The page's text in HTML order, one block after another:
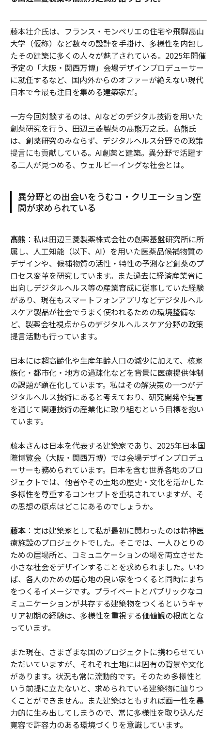
藤本壮介氏は、フランス・モンペリエの住宅や飛騨高山
大学（仮称）など数々の設計を手掛け、多様性を内包し
たその建築に多くの人々が魅了されている。2025年開催
予定の「大阪・関西万博」会場デザインプロデューサー
に就任するなど、国内外からのオファーが絶えない現代
日本で今最も注目を集める建築家だ。
一方今回対談するのは、AIなどのデジタル技術を用いた
創薬研究を行う、田辺三菱製薬の髙熊万之氏。髙熊氏
は、創薬研究のみならず、デジタルヘルス分野での政策
提言にも貢献している。AI創薬と建築。異分野で活躍す
る二人が見つめる、ウェルビーイングな社会とは。
異分野との出会いをうむコ・クリエーション空
間が求められている
髙熊 ：私は田辺三菱製薬株式会社の創薬基盤研究所に所
属し、人工知能（以下、AI）を用いた医薬品候補物質の
デザインや、候補物質の活性・特性の予測など創薬のプ
ロセス変革を研究しています。また過去に経済産業省に
出向しデジタルヘルス等の産業育成に従事していた経験
があり、現在もスマートフォンアプリなどデジタルヘル
スケア製品が社会でうまく使われるための環境整備な
ど、製薬会社視点からのデジタルヘルスケア分野の政策
提言活動も行っています。
日本には超高齢化や生産年齢人口の減少に加えて、核家
族化・都市化・地方の過疎化などを背景に医療提供体制
の課題が顕在化しています。私はその解決策の一つがデ
ジタルヘルス技術にあると考えており、研究開発や提言
を通じて関連技術の産業化に取り組むという目標を抱い
ています。
藤本さんは日本を代表する建築家であり、2025年日本国
際博覧会（大阪・関西万博）では会場デザインプロデュ
ーサーも務められています。日本を含む世界各地のプロ
ジェクトでは、他者やその土地の歴史・文化を活かした
多様性を尊重するコンセプトを重視されていますが、そ
の思想の原点はどこにあるのでしょうか。
藤本：実は建築家として私が最初に関わったのは精神医
療施設のプロジェクトでした。そこでは、一人ひとりの
ための居場所と、コミュニケーションの場を両立させた
小さな社会をデザインすることを求められました。いわ
ば、各人のための居心地の良い家をつくると同時にまち
をつくるイメージです。プライベートとパブリックなコ
ミュニケーションが共存する建築物をつくるというキャ
リア初期の経験は、多様性を重視する価値観の根底とな
っています。
また現在、さまざまな国のプロジェクトに携わらせてい
ただいていますが、それぞれ土地には固有の背景や文化
があります。状況も常に流動的です。そのため多様性と
いう前提に立たないと、求められている建築物に辿りつ
くことができません。また建築はともすれば画一性を暴
力的に生み出してしまうので、常に多様性を取り込んだ
寛容で許容力のある環境づくりを意識しています。